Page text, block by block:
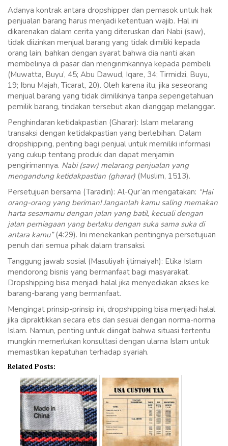
Adanya kontrak antara dropshipper dan pemasok untuk hak
penjualan barang harus menjadi ketentuan wajib. Hal ini
dikarenakan dalam cerita yang diteruskan dari Nabi (saw),
tidak diizinkan menjual barang yang tidak dimiliki kepada
orang lain, bahkan dengan syarat bahwa dia nanti akan
membelinya di pasar dan mengirimkannya kepada pembeli.
(Muwatta, Buyu’, 45; Abu Dawud, Iqare, 34; Tirmidzi, Buyu,
19; Ibnu Majah, Ticarat, 20). Oleh karena itu, jika seseorang
menjual barang yang tidak dimilikinya tanpa sepengetahuan
pemilik barang, tindakan tersebut akan dianggap melanggar.
Penghindaran ketidakpastian (Gharar): Islam melarang
transaksi dengan ketidakpastian yang berlebihan. Dalam
dropshipping, penting bagi penjual untuk memiliki informasi
yang cukup tentang produk dan dapat menjamin
pengirimannya. Nabi (saw) melarang penjualan yang
mengandung ketidakpastian (gharar) (Muslim, 1513).
Persetujuan bersama (Taradin): Al-Qur’an mengatakan: “Hai
orang-orang yang beriman! Janganlah kamu saling memakan
harta sesamamu dengan jalan yang batil, kecuali dengan
jalan perniagaan yang berlaku dengan suka sama suka di
antara kamu”(4:29). Ini menekankan pentingnya persetujuan
penuh dari semua pihak dalam transaksi.
Tanggung jawab sosial (Masuliyah ijtimaiyah): Etika Islam
mendorong bisnis yang bermanfaat bagi masyarakat.
Dropshipping bisa menjadi halal jika menyediakan akses ke
barang-barang yang bermanfaat.
Mengingat prinsip-prinsip ini, dropshipping bisa menjadi halal
jika dipraktikkan secara etis dan sesuai dengan norma-norma
Islam. Namun, penting untuk diingat bahwa situasi tertentu
mungkin memerlukan konsultasi dengan ulama Islam untuk
memastikan kepatuhan terhadap syariah.
Related Posts: